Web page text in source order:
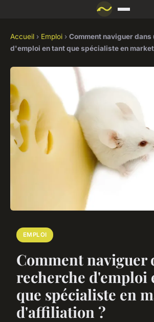
Accueil › Emploi › Comment naviguer dans
d'emploi en tant que spécialiste en
EMPLOI
Comment naviguer
recherche d'emploi
que spécialiste en
d'affiliation ?